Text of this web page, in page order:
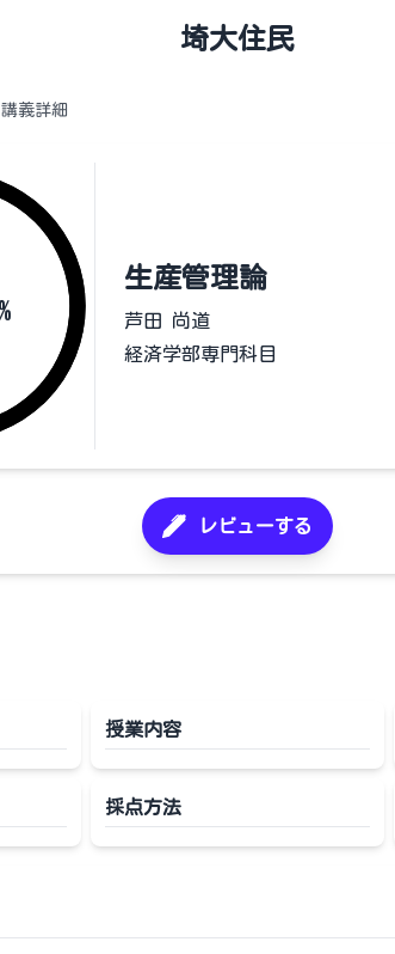
埼大住民
講義詳細
%
生産管理論
芦田 尚道
経済学部専門科目
レビューする
授業内容
採点方法